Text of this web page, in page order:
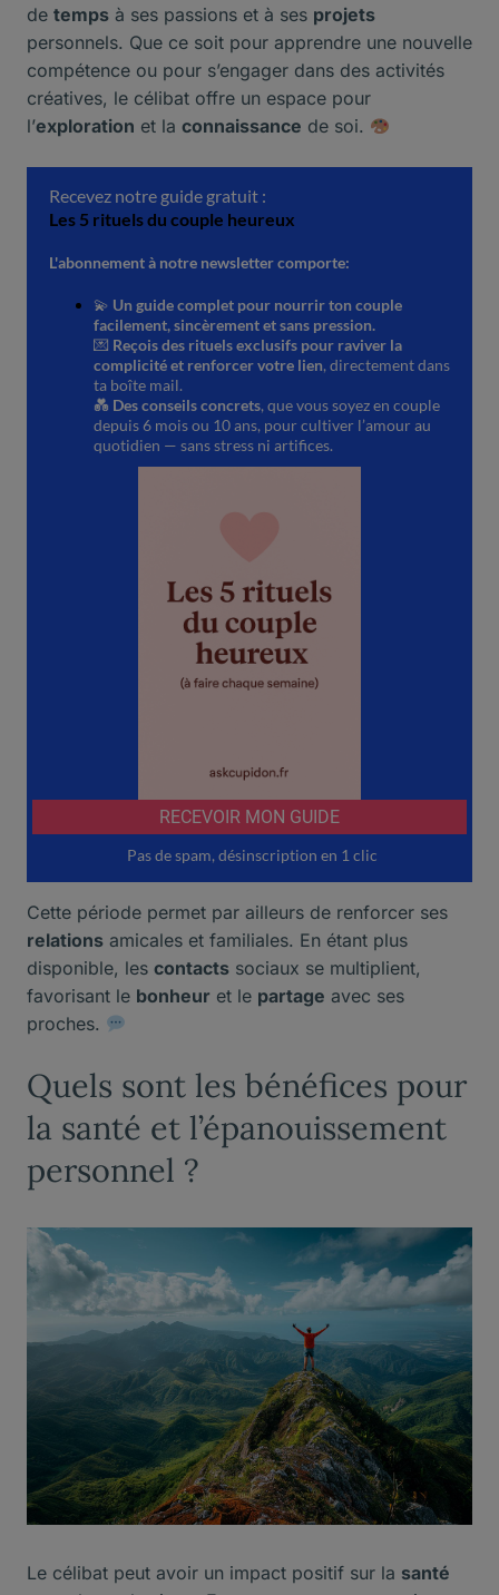
de temps à ses passions et à ses projets
personnels. Que ce soit pour apprendre une nouvelle
compétence ou pour s’engager dans des activités
créatives, le célibat offre un espace pour
l’exploration et la connaissance de soi.
Cette période permet par ailleurs de renforcer ses
relations amicales et familiales. En étant plus
disponible, les contacts sociaux se multiplient,
favorisant le bonheur et le partage avec ses
proches.
Quels sont les bénéfices pour
la santé et l’épanouissement
personnel ?
Le célibat peut avoir un impact positif sur la santé